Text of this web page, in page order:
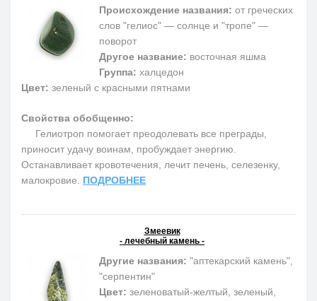
Происхождение названия: от греческих
слов "гелиос" — солнце и "тропе" —
поворот
Другое название: восточная яшма
Группа: халцедон
Цвет: зеленый с красными пятнами
Свойства обобщенно:
Гелиотроп помогает преодолевать все преграды,
приносит удачу воинам, пробуждает энергию.
Останавливает кровотечения, лечит печень, селезенку,
малокровие. ПОДРОБНЕЕ
Змеевик
- лечебный камень -
Другие названия: "аптекарский камень",
"серпентин"
Цвет: зеленоватый-желтый, зеленый,